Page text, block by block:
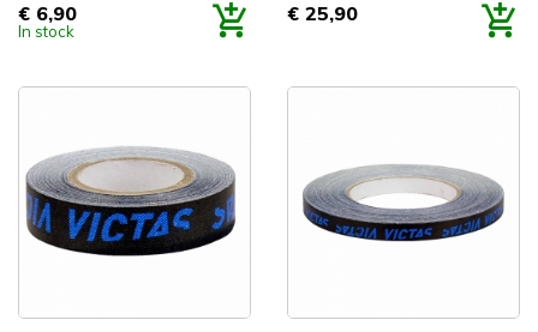
Prijs
€ 6,90
In stock
Prijs
€ 25,90